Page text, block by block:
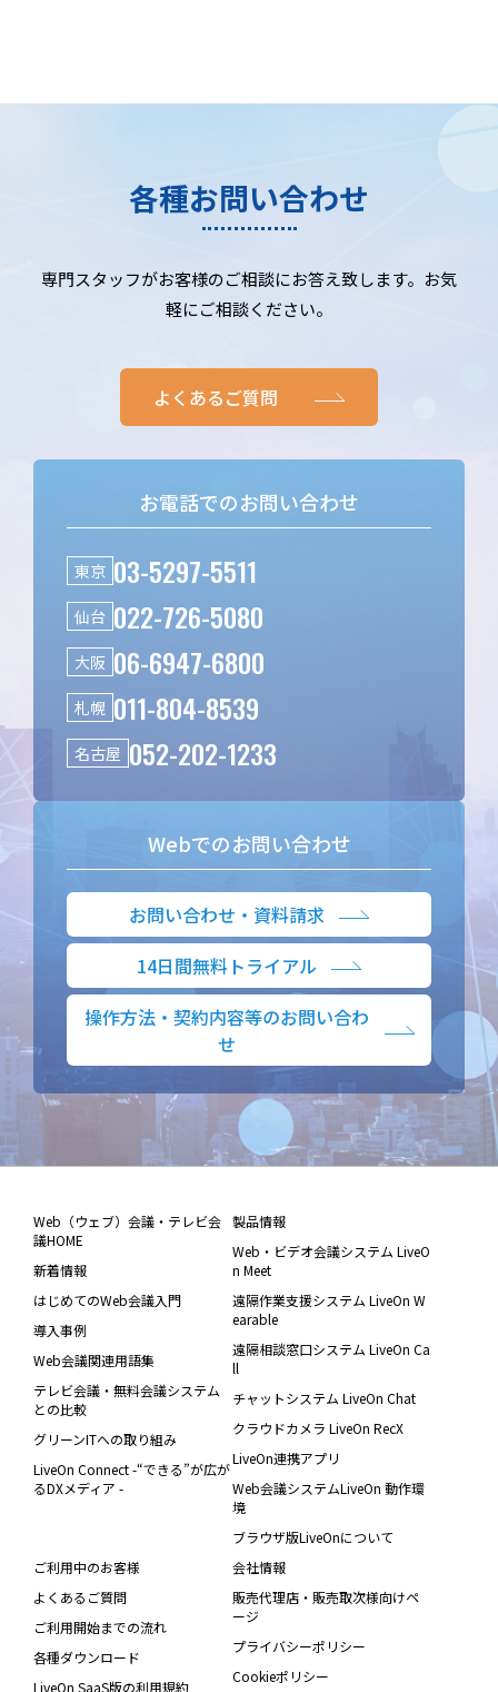
各種お問い合わせ
専門スタッフがお客様のご相談にお答え致します。お気
軽にご相談ください。
よくあるご質問
お電話でのお問い合わせ
東京 03-5297-5511
仙台 022-726-5080
大阪 06-6947-6800
札幌 011-804-8539
名古屋 052-202-1233
Webでのお問い合わせ
お問い合わせ・資料請求
14日間無料トライアル
操作方法・契約内容等のお問い合わ
せ
Web（ウェブ）会議・テレビ会
議HOME
新着情報
はじめてのWeb会議入門
導入事例
Web会議関連用語集
テレビ会議・無料会議システム
との比較
グリーンITへの取り組み
LiveOn Connect -“できる”が広が
るDXメディア -
製品情報
Web・ビデオ会議システム LiveO
n Meet
遠隔作業支援システム LiveOn W
earable
遠隔相談窓口システム LiveOn Ca
ll
チャットシステム LiveOn Chat
クラウドカメラ LiveOn RecX
LiveOn連携アプリ
Web会議システムLiveOn 動作環
境
ブラウザ版LiveOnについて
ご利用中のお客様
よくあるご質問
ご利用開始までの流れ
各種ダウンロード
LiveOn SaaS版の利用規約
会社情報
販売代理店・販売取次様向けペ
ージ
プライバシーポリシー
Cookieポリシー